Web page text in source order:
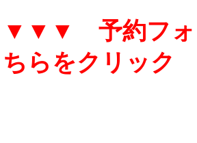
▼▼▼ 予約フォ
ちらをクリッ